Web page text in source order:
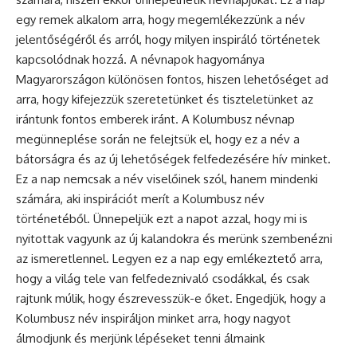
egy remek alkalom arra, hogy megemlékezzünk a név
jelentőségéről és arról, hogy milyen inspiráló történetek
kapcsolódnak hozzá. A névnapok hagyománya
Magyarországon különösen fontos, hiszen lehetőséget ad
arra, hogy kifejezzük szeretetünket és tiszteletünket az
irántunk fontos emberek iránt. A Kolumbusz névnap
megünneplése során ne felejtsük el, hogy ez a név a
bátorságra és az új lehetőségek felfedezésére hív minket.
Ez a nap nemcsak a név viselőinek szól, hanem mindenki
számára, aki inspirációt merít a Kolumbusz név
történetéből. Ünnepeljük ezt a napot azzal, hogy mi is
nyitottak vagyunk az új kalandokra és merünk szembenézni
az ismeretlennel. Legyen ez a nap egy emlékeztető arra,
hogy a világ tele van felfedeznivaló csodákkal, és csak
rajtunk múlik, hogy észrevesszük-e őket. Engedjük, hogy a
Kolumbusz név inspiráljon minket arra, hogy nagyot
álmodjunk és merjünk lépéseket tenni álmaink